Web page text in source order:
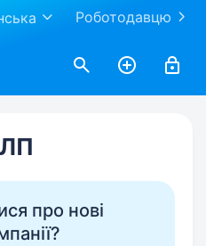
Роботодавцю
про нові